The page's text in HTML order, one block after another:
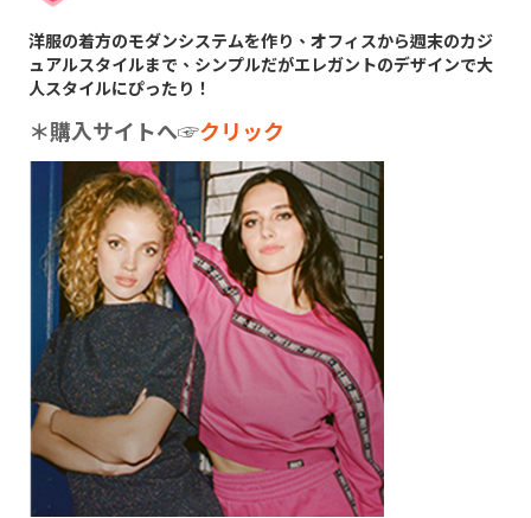
洋服の着方のモダンシステムを作り、オフィスから週末のカジ
ュアルスタイルまで、シンプルだがエレガントのデザインで大
人スタイルにぴったり！
＊購入サイトへ☞クリック